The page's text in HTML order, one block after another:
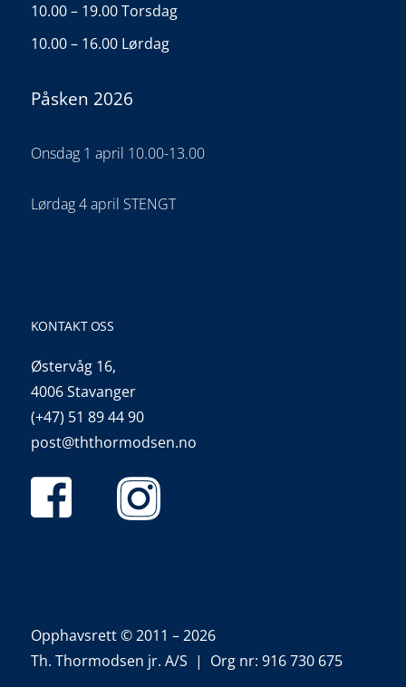
10.00 – 19.00 Torsdag
10.00 – 16.00 Lørdag
Påsken 2026
Onsdag 1 april 10.00-13.00
Lørdag 4 april STENGT
KONTAKT OSS
Østervåg 16,
4006 Stavanger
(+47) 51 89 44 90
post@ththormodsen.no
Opphavsrett © 2011 – 2026
Th. Thormodsen jr. A/S | Org nr: 916 730 675